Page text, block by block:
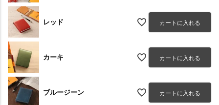
レッド カートに入れる
カーキ カートに入れる
ブルージーン カートに入れる